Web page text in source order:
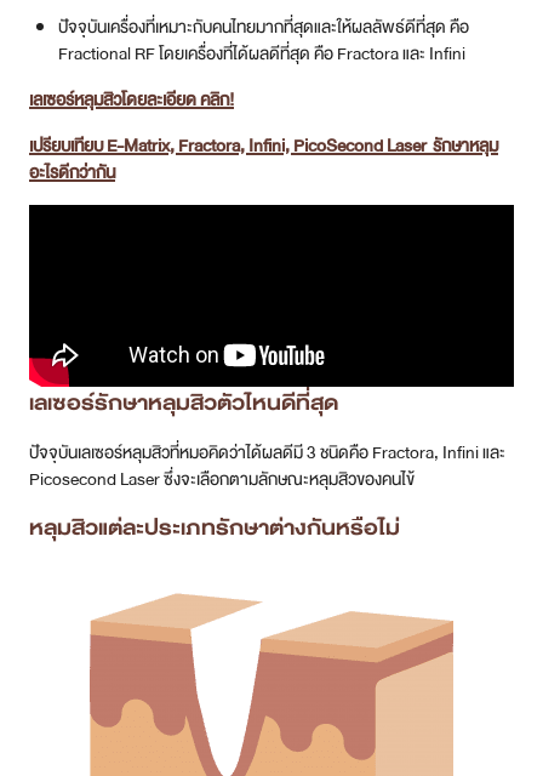
ปัจจุบันเครื่องที่เหมาะกับคนไทยมากที่สุดและให้ผลลัพธ์ดีที่สุด คือ
Fractional RF โดยเครื่องที่ได้ผลดีที่สุด คือ Fractora และ Infini
เลเซอร์หลุมสิวโดยละเอียด คลิก!
เปรียบเทียบ E-Matrix, Fractora, Infini, PicoSecond Laser รักษาหลุม
อะไรดีกว่ากัน
เลเซอร์รักษาหลุมสิวตัวไหนดีที่สุด
ปัจจุบันเลเซอร์หลุมสิวที่หมอคิดว่าได้ผลดีมี 3 ชนิดคือ Fractora, Infini และ
Picosecond Laser ซึ่งจะเลือกตามลักษณะหลุมสิวของคนไข้
หลุมสิวแต่ละประเภทรักษาต่างกันหรือไม่